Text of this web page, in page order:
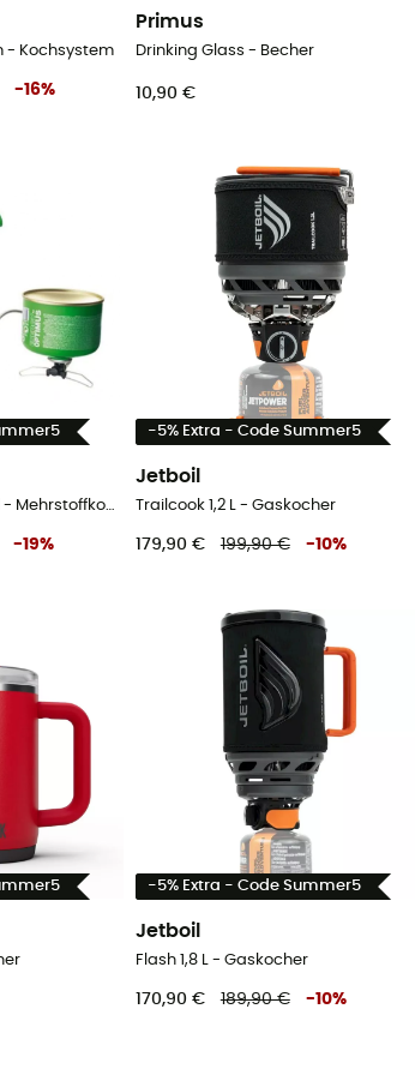
- Kochsystem
-16%
Primus
Drinking Glass - Becher
10,90 €
Polaris Optifuel & Fuel - Mehrstoffkocher
-19%
-5% Extra - Code Summer5
Jetboil
Trailcook 1,2 L - Gaskocher
179,90 € 199,90 € -10%
-5% Extra - Code Summer5
Jetboil
Flash 1,8 L - Gaskocher
170,90 € 189,90 € -10%